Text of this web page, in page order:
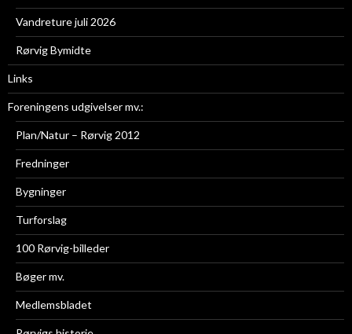
Vandreture juli 2026
Rørvig Bymidte
Links
Foreningens udgivelser mv.:
Plan/Natur – Rørvig 2012
Fredninger
Bygninger
Turforslag
100 Rørvig-billeder
Bøger mv.
Medlemsbladet